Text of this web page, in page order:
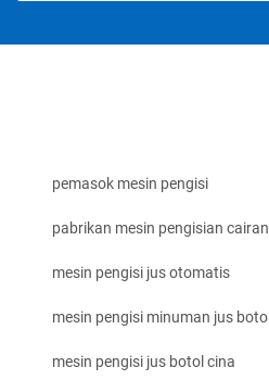
pemasok mesin pengisi
pabrikan mesin pengisian cairan
mesin pengisi jus otomatis
mesin pengisi minuman jus botol
mesin pengisi jus botol cina